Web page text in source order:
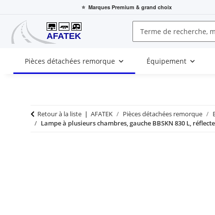
⭐ Marques Premium & grand choix
Pièces détachées remorque Équipement
Retour à la liste AFATEK Pièces détachées remorque
Lampe à plusieurs chambres, gauche BBSKN 830 L,